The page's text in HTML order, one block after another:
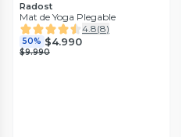
Radost
Mat de Yoga Plegable
4.8(8)
50% $4.990
$9.990